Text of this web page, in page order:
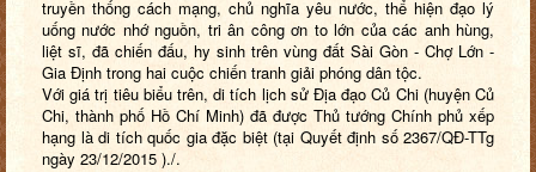
truyền thống cách mạng, chủ nghĩa yêu nước, thể hiện đạo lý
uống nước nhớ nguồn, tri ân công ơn to lớn của các anh hùng,
liệt sĩ, đã chiến đấu, hy sinh trên vùng đất Sài Gòn - Chợ Lớn -
Gia Định trong hai cuộc chiến tranh giải phóng dân tộc.
Với giá trị tiêu biểu trên, di tích lịch sử Địa đạo Củ Chi (huyện Củ
Chi, thành phố Hồ Chí Minh) đã được Thủ tướng Chính phủ xếp
hạng là di tích quốc gia đặc biệt (tại Quyết định số 2367/QĐ-TTg
ngày 23/12/2015 )./.